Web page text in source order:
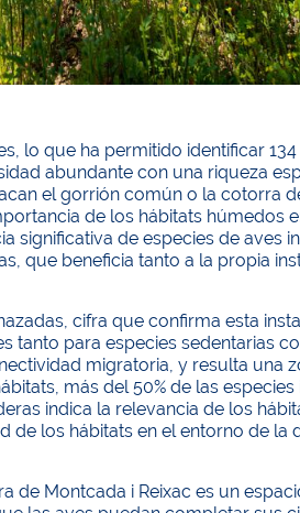
lo que ha permitido identificar
abundante con una riqueza
el gorrión común o la cotorra
de los hábitats húmedos
significativa de especies de aves
que beneficia tanto a la propia
cifra que confirma esta
tanto para especies sedentarias
migratoria, y resulta una
más del 50% de las
indica la relevancia de los
de los hábitats en el entorno de la
de Montcada i Reixac es un